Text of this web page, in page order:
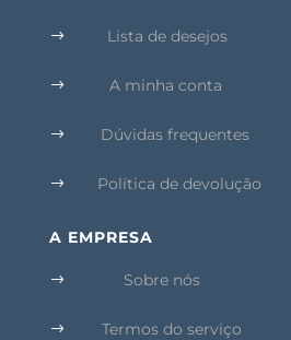
$ Lista de desejos
$ A minha conta
$ Dúvidas frequentes
$ Política de devolução
A EMPRESA
$ Sobre nós
$ Termos do serviço